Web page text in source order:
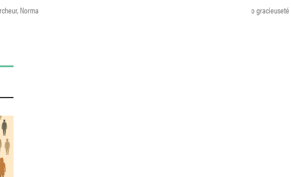
Normand Lord et France Paquet, ainsi que Denis Bouchard, p.-d.g. de l’Institut. Photo